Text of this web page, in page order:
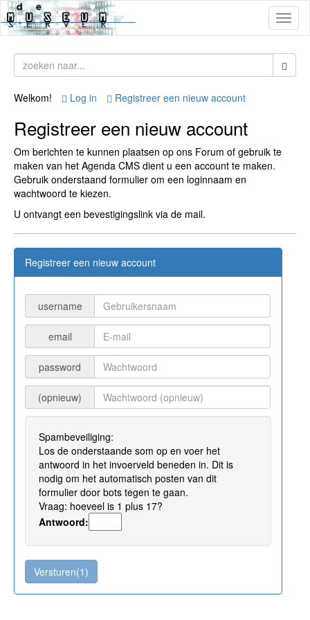
Welkom! Log in Registreer een nieuw account
Registreer een nieuw account
Om berichten te kunnen plaatsen op ons Forum of gebruik te
maken van het Agenda CMS dient u een account te maken.
Gebruik onderstaand formulier om een loginnaam en
wachtwoord te kiezen.
U ontvangt een bevestigingslink via de mail.
Registreer een nieuw account
username
email
password
(opnieuw)
Spambeveiliging:
Los de onderstaande som op en voer het
antwoord in het invoerveld beneden in. Dit is
nodig om het automatisch posten van dit
formulier door bots tegen te gaan.
Vraag: hoeveel is 1 plus 17?
Antwoord: